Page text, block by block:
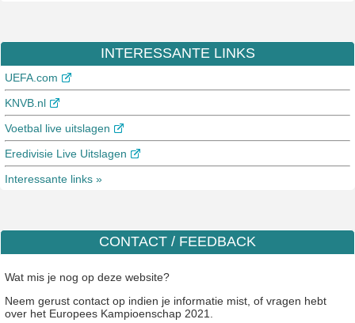
INTERESSANTE LINKS
UEFA.com
KNVB.nl
Voetbal live uitslagen
Eredivisie Live Uitslagen
Interessante links »
CONTACT / FEEDBACK
Wat mis je nog op deze website?
Neem gerust contact op indien je informatie mist, of vragen hebt
over het Europees Kampioenschap 2021.